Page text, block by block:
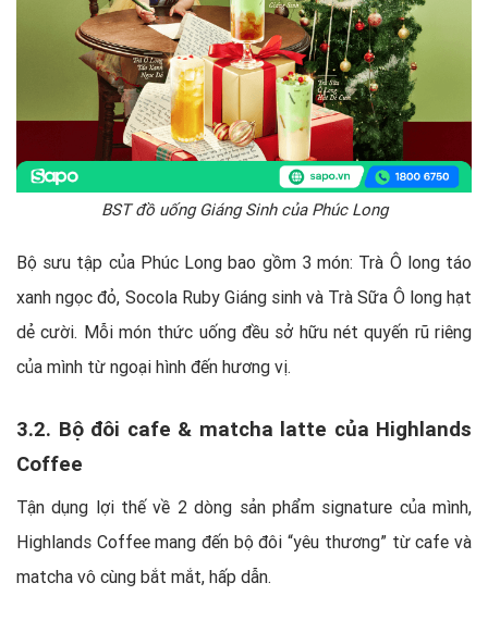
BST đồ uống Giáng Sinh của Phúc Long
Bộ sưu tập của Phúc Long bao gồm 3 món: Trà Ô long táo
xanh ngọc đỏ, Socola Ruby Giáng sinh và Trà Sữa Ô long hạt
dẻ cười. Mỗi món thức uống đều sở hữu nét quyến rũ riêng
của mình từ ngoại hình đến hương vị.
3.2. Bộ đôi cafe & matcha latte của Highlands
Coffee
Tận dụng lợi thế về 2 dòng sản phẩm signature của mình,
Highlands Coffee mang đến bộ đôi “yêu thương” từ cafe và
matcha vô cùng bắt mắt, hấp dẫn.